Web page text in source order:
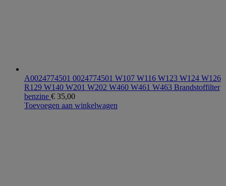
A0024774501 0024774501 W107 W116 W123 W124 W126
R129 W140 W201 W202 W460 W461 W463 Brandstoffilter
benzine € 35,00
Toevoegen aan winkelwagen